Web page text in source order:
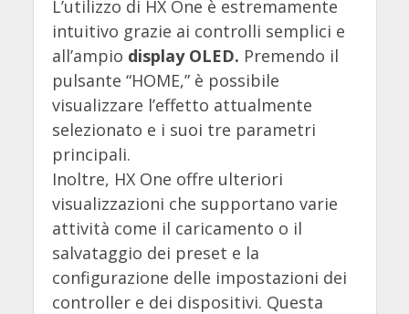
L’utilizzo di HX One è estremamente
intuitivo grazie ai controlli semplici e
all’ampio display OLED. Premendo il
pulsante “HOME,” è possibile
visualizzare l’effetto attualmente
selezionato e i suoi tre parametri
principali.
Inoltre, HX One offre ulteriori
visualizzazioni che supportano varie
attività come il caricamento o il
salvataggio dei preset e la
configurazione delle impostazioni dei
controller e dei dispositivi. Questa